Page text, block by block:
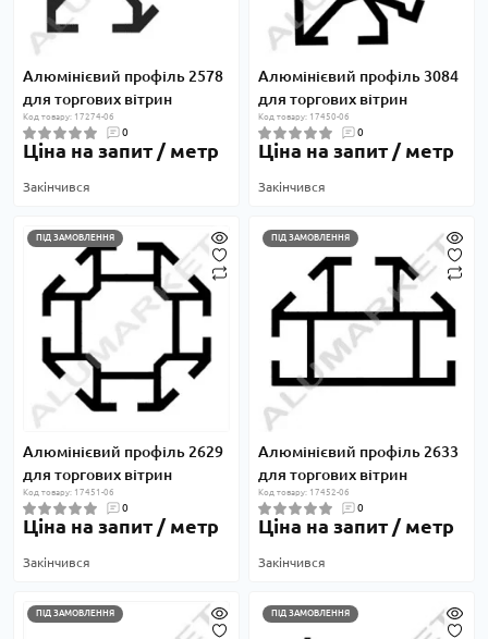
Алюмінієвий профіль 2578
для торгових вітрин
Код товару: 17274-06
0
Ціна на запит / метр
Закінчився
Алюмінієвий профіль 3084
для торгових вітрин
Код товару: 17450-06
0
Ціна на запит / метр
Закінчився
ПІД ЗАМОВЛЕННЯ
Алюмінієвий профіль 2629
для торгових вітрин
Код товару: 17451-06
0
Ціна на запит / метр
Закінчився
ПІД ЗАМОВЛЕННЯ
Алюмінієвий профіль 2633
для торгових вітрин
Код товару: 17452-06
0
Ціна на запит / метр
Закінчився
ПІД ЗАМОВЛЕННЯ ПІД ЗАМОВЛЕННЯ